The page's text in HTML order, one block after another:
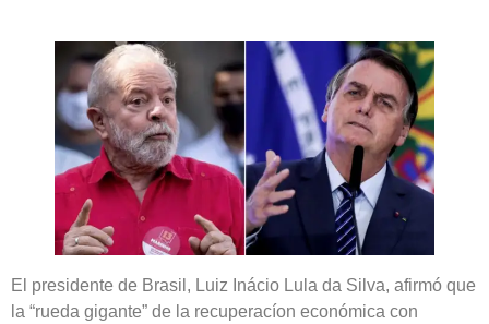
El presidente de Brasil, Luiz Inácio Lula da Silva, afirmó que
la “rueda gigante” de la recuperacíon económica con